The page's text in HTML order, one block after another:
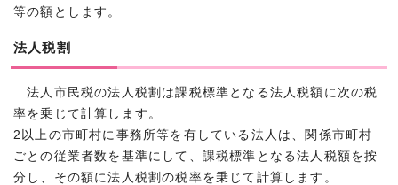
等の額とします。
法人税割
法人市民税の法人税割は課税標準となる法人税額に次の税
率を乗じて計算します。
2以上の市町村に事務所等を有している法人は、関係市町村
ごとの従業者数を基準にして、課税標準となる法人税額を按
分し、その額に法人税割の税率を乗じて計算します。